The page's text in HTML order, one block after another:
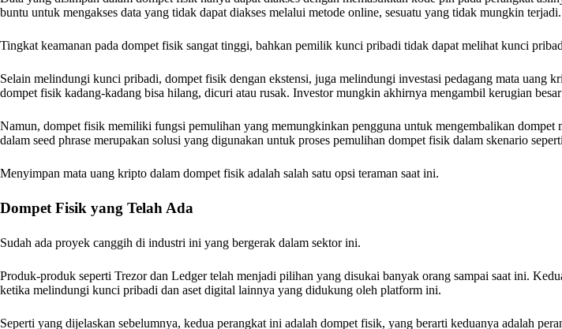
buntu untuk mengakses data yang tidak dapat diakses melalui metode online, sesuatu yang tidak mungkin terjadi.
Tingkat keamanan pada dompet fisik sangat tinggi, bahkan pemilik kunci pribadi tidak dapat melihat kunci
Selain melindungi kunci pribadi, dompet fisik dengan ekstensi, juga melindungi investasi pedagang mata uang
dompet fisik kadang-kadang bisa hilang, dicuri atau rusak. Investor mungkin akhirnya mengambil kerugian
Namun, dompet fisik memiliki fungsi pemulihan yang memungkinkan pengguna untuk mengembalikan dompet
dalam seed phrase merupakan solusi yang digunakan untuk proses pemulihan dompet fisik dalam skenario
Menyimpan mata uang kripto dalam dompet fisik adalah salah satu opsi teraman saat ini.
Dompet Fisik yang Telah Ada
Sudah ada proyek canggih di industri ini yang bergerak dalam sektor ini.
Produk-produk seperti Trezor dan Ledger telah menjadi pilihan yang disukai banyak orang sampai saat ini.
ketika melindungi kunci pribadi dan aset digital lainnya yang didukung oleh platform ini.
Seperti yang dijelaskan sebelumnya, kedua perangkat ini adalah dompet fisik, yang berarti keduanya adalah